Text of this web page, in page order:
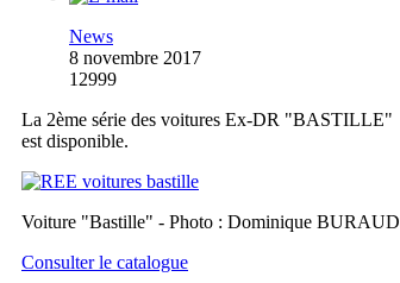
News
8 novembre 2017
12999
La 2ème série des voitures Ex-DR "BASTILLE"
est disponible.
Voiture "Bastille" - Photo : Dominique BURAUD
Consulter le catalogue